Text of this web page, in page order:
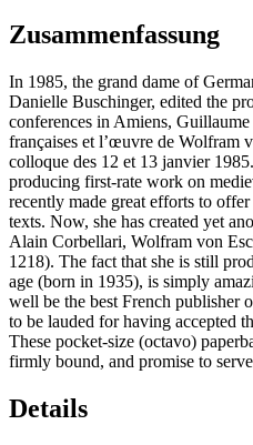
Zusammenfassung
In 1985, the grand dame of
Danielle Buschinger, edited the
conferences in Amiens,
françaises et l’œuvre de Wolfram
colloque des 12 et 13 janvier
producing first-rate work on
recently made great efforts to
texts. Now, she has created yet
Alain Corbellari, Wolfram von
1218). The fact that she is still
age (born in 1935), is simply
well be the best French publisher
to be lauded for having accepted
These pocket-size (octavo)
firmly bound, and promise to
Details